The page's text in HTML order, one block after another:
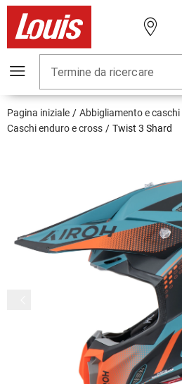
Termine da ricercare
Pagina iniziale Abbigliamento e caschi
Caschi enduro e cross
Twist 3 Shard